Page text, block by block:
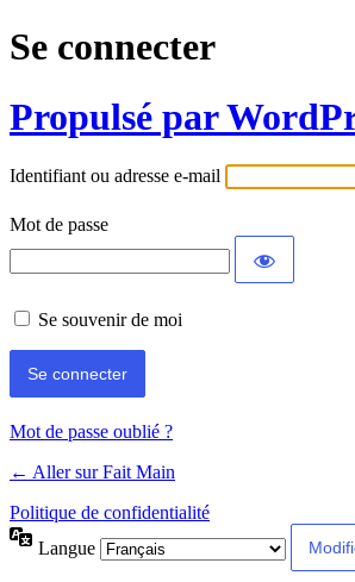
Se connecter
Propulsé par
Identifiant ou adresse e-mail
Mot de passe
Se souvenir de moi
Mot de passe oublié ?
← Aller sur Fait Main
Politique de confidentialité
Langue